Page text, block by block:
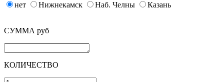
нет Нижнекамск Наб. Челны Казань
СУММА руб
КОЛИЧЕСТВО